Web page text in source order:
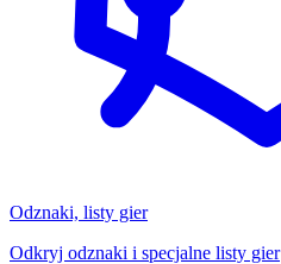
Odznaki, listy gier
Odkryj odznaki i specjalne listy gier